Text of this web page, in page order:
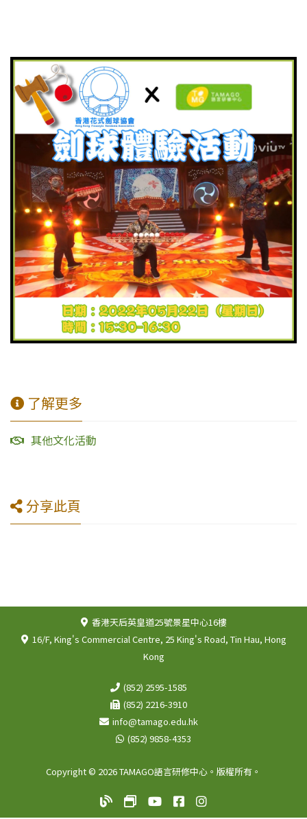
了解更多
其他文化活動
分享此頁
香港天后英皇道25號景星中心16樓
16/F, King's Commercial Centre, 25 King's Road, Tin Hau, Hong
Kong
(852) 2595-1585
(852) 2216-3910
info@tamago.edu.hk
(852) 9858-4353
Copyright © 2026 TAMAGO語言研修中心。版權所有。